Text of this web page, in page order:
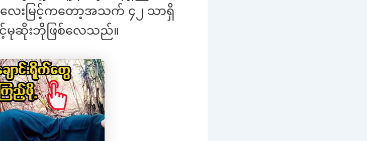
လေးမြင့်ကတော့အသက် ၄၂ သာရှိ
င့်မုဆိုးဘိုဖြစ်လေသည်။